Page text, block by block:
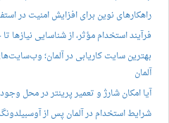
راهکارهای نوین برای افزایش امنیت در
فرآیند استخدام مؤثر، از شناسایی
بهترین سایت کاریابی در آلمان؛
آلمان
آیا امکان شارژ و تعمیر پرینتر در محل
شرایط استخدام در آلمان پس از